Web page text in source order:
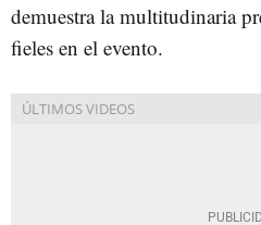
demuestra la multitudinaria
fieles en el evento.